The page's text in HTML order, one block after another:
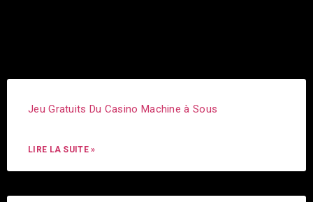
Jeu Gratuits Du Casino Machine à Sous
LIRE LA SUITE »